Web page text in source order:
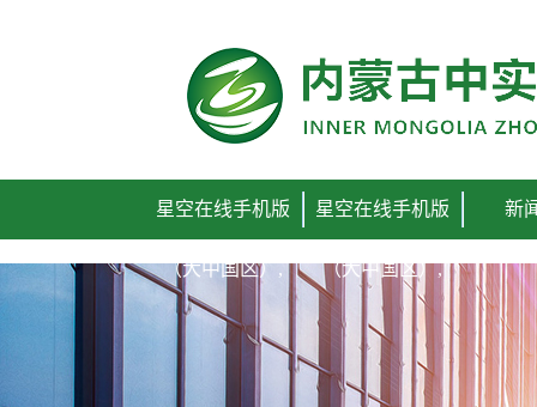
星空在线手机版
（大中国区）,
星空在线手机版
（大中国区）,
新